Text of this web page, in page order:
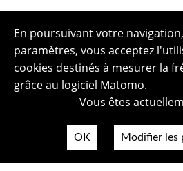
En poursuivant votre
paramètres, vous acceptez
cookies destinés à mesurer la
grâce au logiciel Matomo.
Vous êtes
OK Modifier les